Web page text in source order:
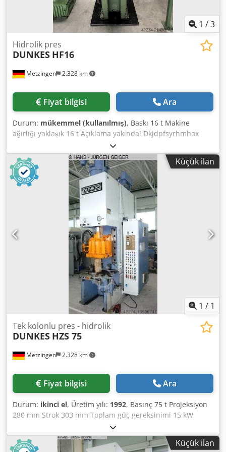
kısa sürede bilgilendireceğiz.
1 /3
Metzingen 2.328 km
Hidrolik pres
DUNKES HF16
Fiyat bilgisi Ara
Durum: mükemmel (kullanılmış), Baskı 16 t Makine
ağırlığı yaklaşık 16 t Açıklama yakında! Dkjdpfsyrhmhox
Küçük ilan
1 / 1
Metzingen 2.328 km
Tek kolonlu pres - hidrolik
DUNKES HZS 75
Fiyat bilgisi Ara
Durum: ikinci el, Üretim yılı: 1992, Basınç 75 t Projeksiyon
280 mm Strok 303 mm Toplam güç gereksinimi 15 kW
Makine ağırlığı yaklaşık 7000 kg Yer ihtiyacı yaklaşık m
Hidrolik tek kolonlu pres, tip HZS 75 Üretim yılı 1992 Ser.
no. H 92-2249 _____ Üst pistonun basınç kapasitesi 75 ton
Küçük ilan